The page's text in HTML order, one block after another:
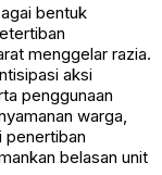
bentuk
menggelar razia.
aksi
penggunaan
warga,
penertiban
belasan unit